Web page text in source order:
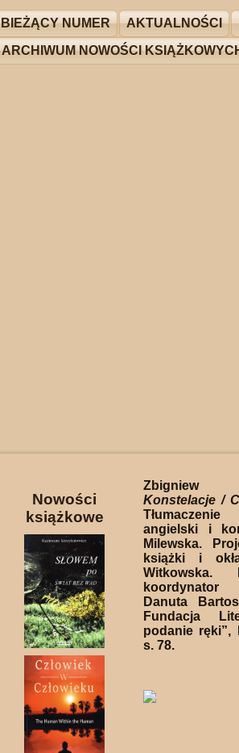
BIEŻĄCY NUMER AKTUALNOŚCI
ARCHIWUM NOWOŚCI
Nowości
książkowe
Zbigniew
Konstelacje /
angielski i
Milewska.
książki i
Witkowska.
Danuta
Fundacja
podanie ręki”,
s. 78.